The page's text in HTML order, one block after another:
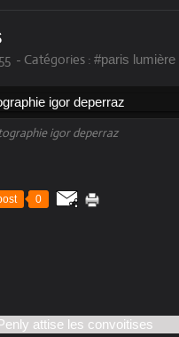
- Catégories : #paris lumière
igor deperraz
0